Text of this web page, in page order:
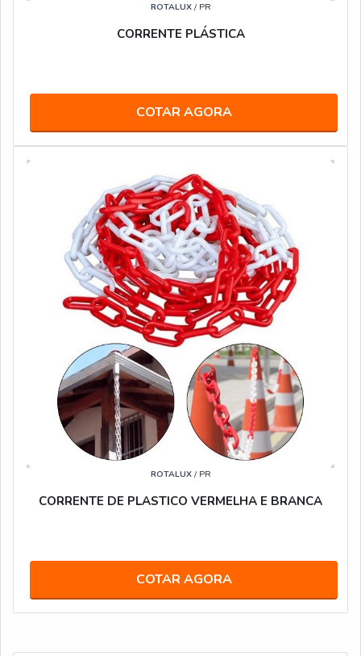
ROTALUX/ PR
CORRENTE PLÁSTICA
COTAR AGORA
ROTALUX/ PR
CORRENTE DE PLASTICO VERMELHA E BRANCA
COTAR AGORA